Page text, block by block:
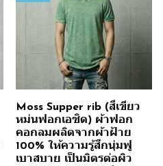
Moss Supper rib (สีเขียว
หม่นฟอกเอซิด) ผ้าฟอก
คอกลมผลิตจากผ้าฝ้าย
100% ให้ความรู้สึกนุ่มฟู
เบาสบาย เป็นมิตรต่อผิว